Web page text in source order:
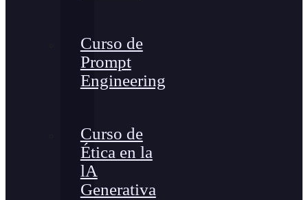
Curso de
Prompt
Engineering
Curso de
Ética en la
lA
Generativa